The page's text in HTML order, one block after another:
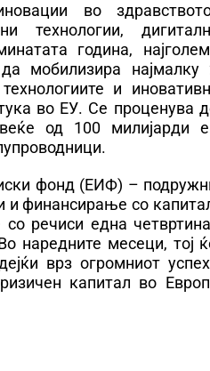
во
технологии,
година,
мобилизира најмалку
и
во ЕУ. Се проценува
од 100 милијарди
фонд (ЕИФ) –
и финансирање со
речиси една
наредните месеци, тој
врз огромниот
капитал во